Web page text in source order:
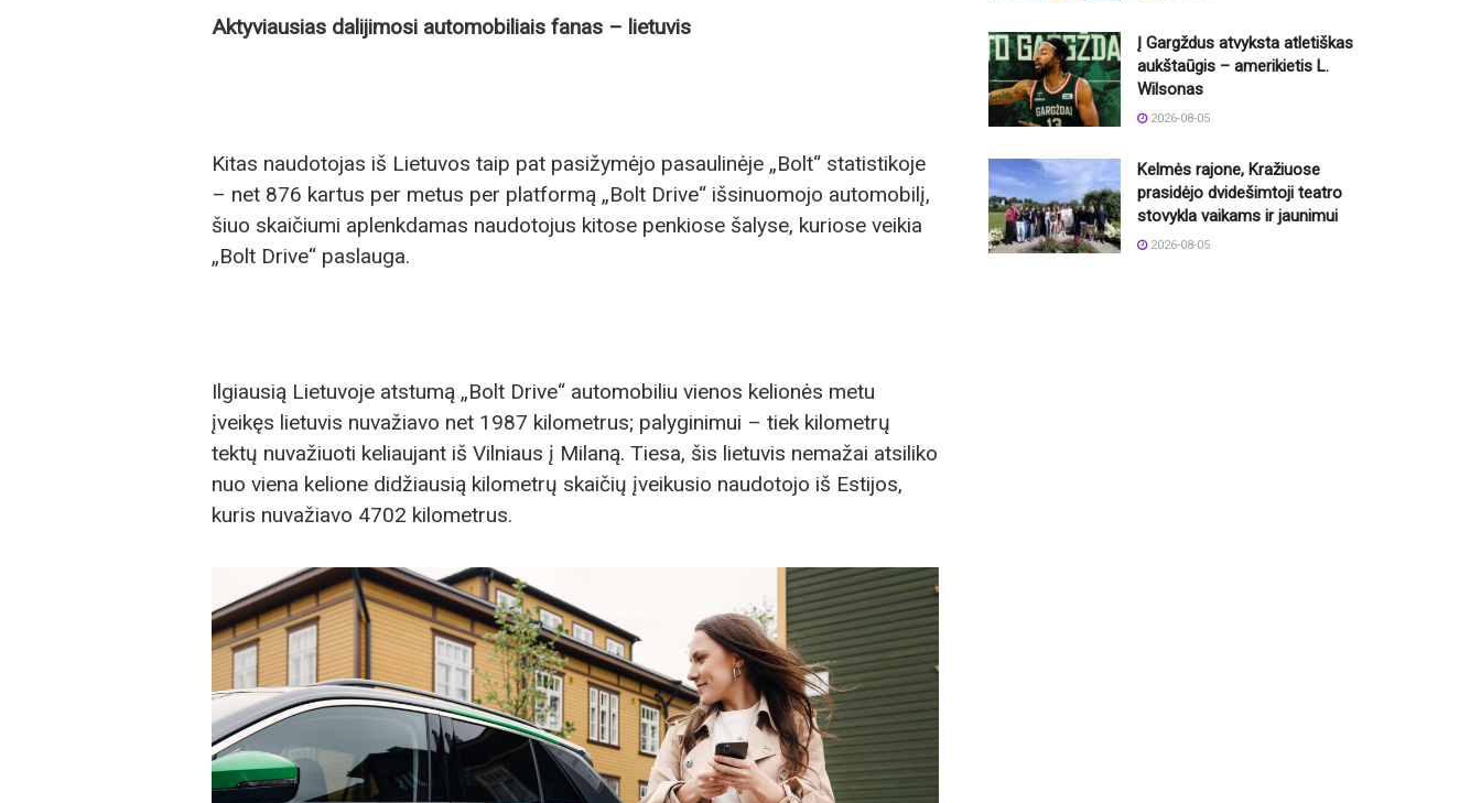
Aktyviausias dalijimosi automobiliais fanas – lietuvis
Kitas naudotojas iš Lietuvos taip pat pasižymėjo pasaulinėje „Bolt“ statistikoje
– net 876 kartus per metus per platformą „Bolt Drive“ išsinuomojo automobilį,
šiuo skaičiumi aplenkdamas naudotojus kitose penkiose šalyse, kuriose veikia
„Bolt Drive“ paslauga.
Ilgiausią Lietuvoje atstumą „Bolt Drive“ automobiliu vienos kelionės metu
įveikęs lietuvis nuvažiavo net 1987 kilometrus; palyginimui – tiek kilometrų
tektų nuvažiuoti keliaujant iš Vilniaus į Milaną. Tiesa, šis lietuvis nemažai atsiliko
nuo viena kelione didžiausią kilometrų skaičių įveikusio naudotojo iš Estijos,
kuris nuvažiavo 4702 kilometrus.
Į Gargždus atvyksta atletiškas
aukštaūgis – amerikietis L.
Wilsonas
2026-08-05
Kelmės rajone, Kražiuose
prasidėjo dvidešimtoji teatro
stovykla vaikams ir jaunimui
2026-08-05